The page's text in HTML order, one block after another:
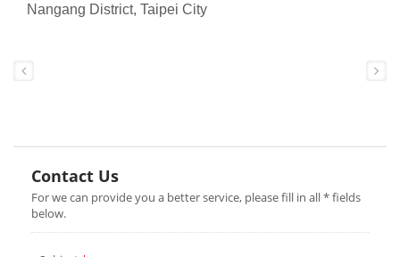
Nangang District, Taipei City